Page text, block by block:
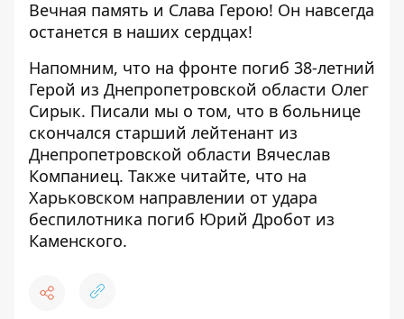
Вечная память и Слава Герою! Он навсегда
останется в наших сердцах!
Напомним, что на фронте погиб 38-летний
Герой из Днепропетровской области Олег
Сирык. Писали мы о том, что в больнице
скончался старший лейтенант из
Днепропетровской области Вячеслав
Компаниец. Также читайте, что на
Харьковском направлении от удара
беспилотника погиб Юрий Дробот из
Каменского.